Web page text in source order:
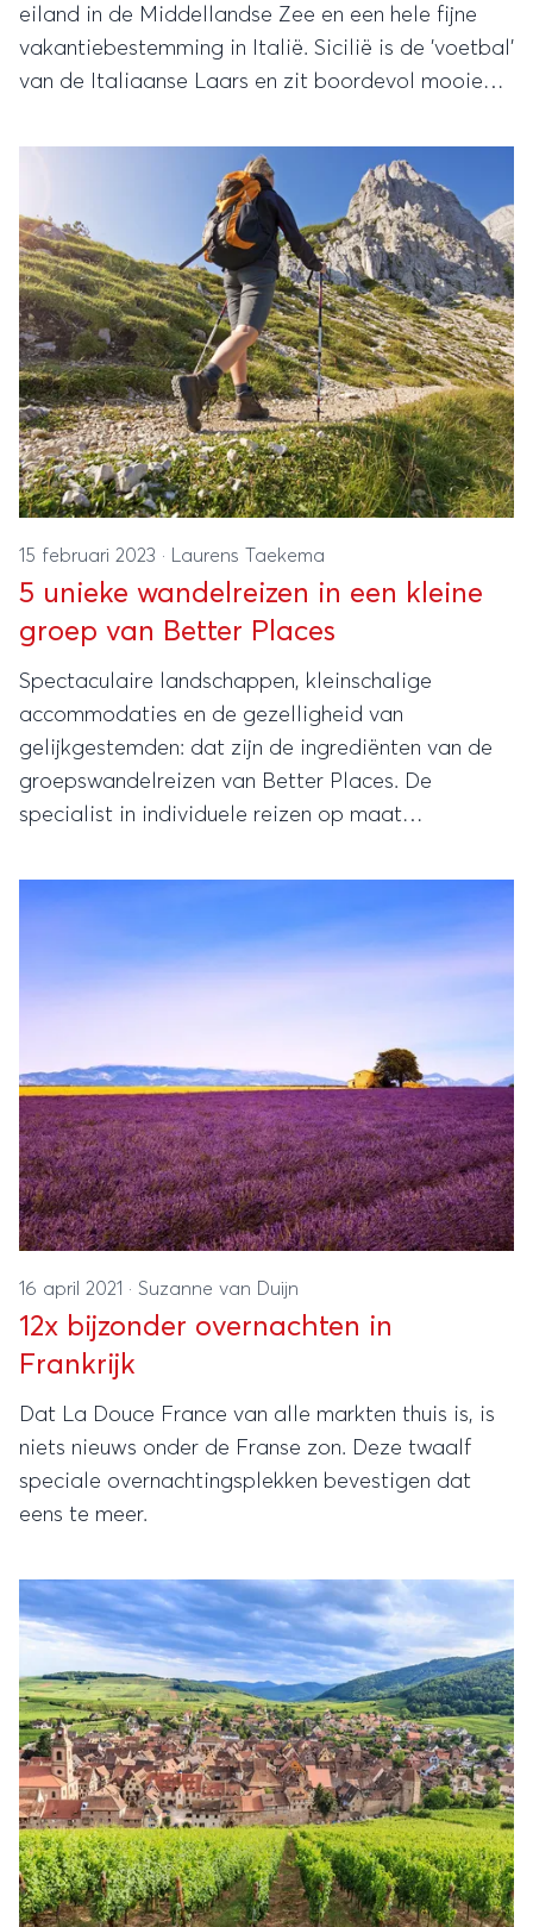
eiland in de Middellandse Zee en een hele fijne
vakantiebestemming in Italië. Sicilië is de 'voetbal'
van de Italiaanse Laars en zit boordevol mooie
highlights mag je niet missen? Lees snel verder!
15 februari 2023 · Laurens Taekema
5 unieke wandelreizen in een kleine
groep van Better Places
Spectaculaire landschappen, kleinschalige
accommodaties en de gezelligheid van
gelijkgestemden: dat zijn de ingrediënten van de
groepswandelreizen van Better Places. De
specialist in individuele reizen op maat
in een kleine groep naar Oostenrijk en de Balkan.
Vanwege het grote succes staan er dit jaar nog
meer bijzondere wandelreizen op het programma.
gids op pad gaat. We lichten vijf reizen uit!
16 april 2021 · Suzanne van Duijn
12x bijzonder overnachten in
Frankrijk
Dat La Douce France van alle markten thuis is, is
niets nieuws onder de Franse zon. Deze twaalf
speciale overnachtingsplekken bevestigen dat
eens te meer.